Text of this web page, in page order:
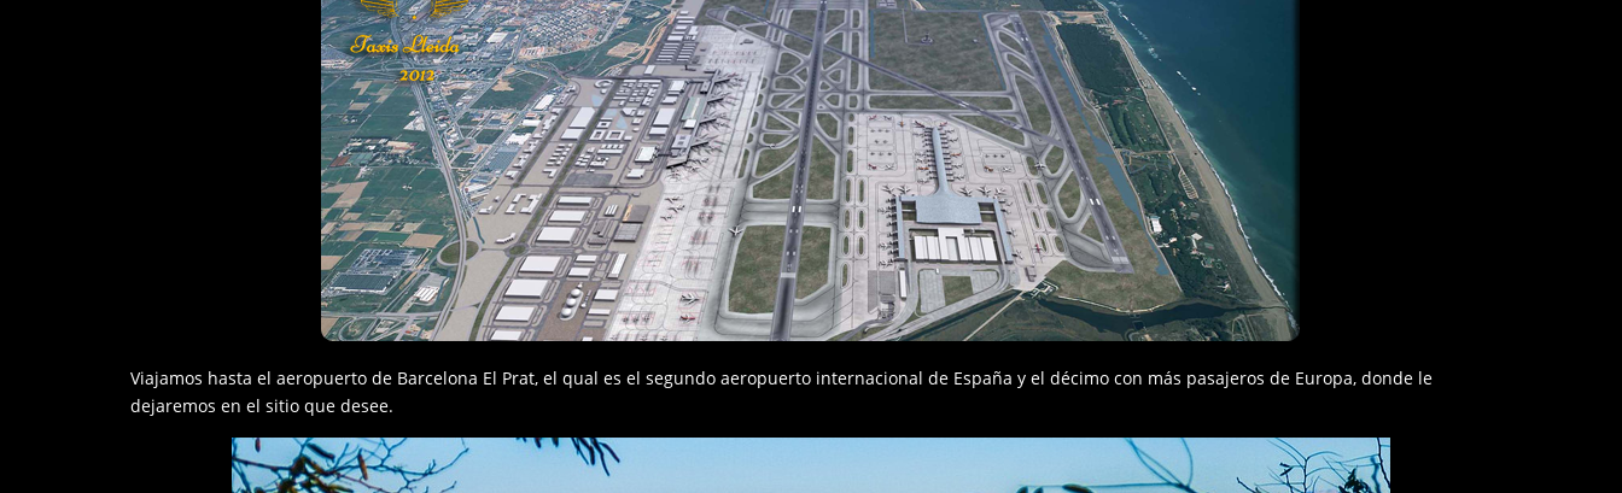
Viajamos hasta el aeropuerto de Barcelona El Prat, el qual es el segundo aeropuerto internacional de España y el décimo con más pasajeros de Europa, donde le
dejaremos en el sitio que desee.